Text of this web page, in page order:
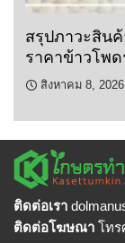
สรุปภาวะสิน
ราคาข้าวโพด
สิงหาคม 8, 2026
ติดต่อเรา
ติดต่อโฆษณา โทร